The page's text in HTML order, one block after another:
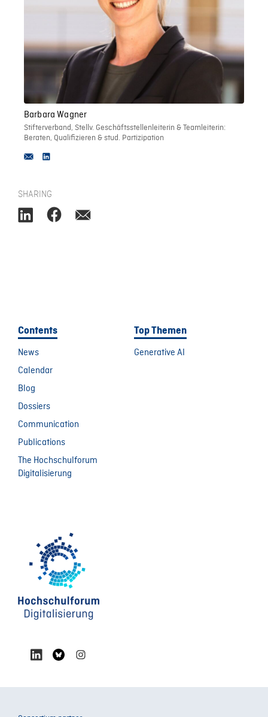
Barbara Wagner
Stifterverband, Stellv. Geschäftsstellenleiterin & Teamleiterin:
Beraten, Qualifizieren & stud. Partizipation
SHARING
Contents
News
Calendar
Blog
Dossiers
Communication
Publications
The Hochschulforum
Digitalisierung
Top Themen
Generative AI